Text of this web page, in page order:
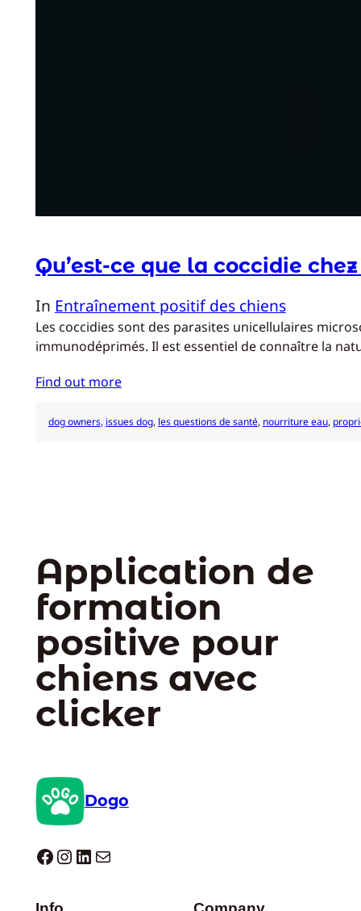
Qu’est-ce que la coccidie
In Entraînement positif des chiens
Les coccidies sont des parasites unicellulaires
immunodéprimés. Il est essentiel de connaître la
Find out more
dog owners, issues dog, les questions de santé, nourriture eau,
Application de
formation
positive pour
chiens avec
clicker
Dogo
Dogo facebook InstagramLinkedIn E-mail